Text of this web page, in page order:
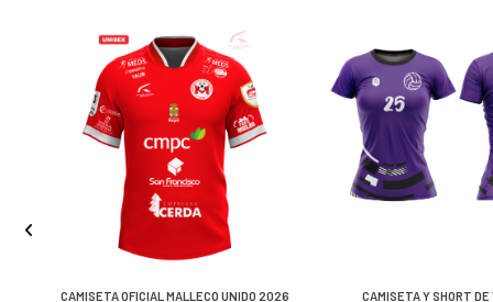
CAMISETA OFICIAL MALLECO UNIDO 2026 CAMISETA Y SHORT DE